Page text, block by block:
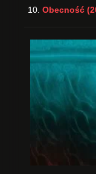
Obecność